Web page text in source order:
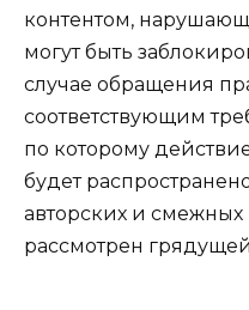
контентом,
могут быть
случае обращения
соответствующим
по которому
будет
авторских и
рассмотрен